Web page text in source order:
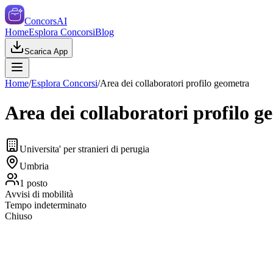
ConcorsAI
HomeEsplora ConcorsiBlog
Scarica App
Home/Esplora Concorsi/Area dei collaboratori profilo geometra
Area dei collaboratori profilo
Universita' per stranieri di perugia
Umbria
1 posto
Avvisi di mobilità
Tempo indeterminato
Chiuso